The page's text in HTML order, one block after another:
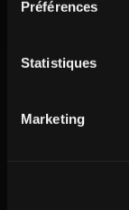
Préférences
Statistiques
Marketing